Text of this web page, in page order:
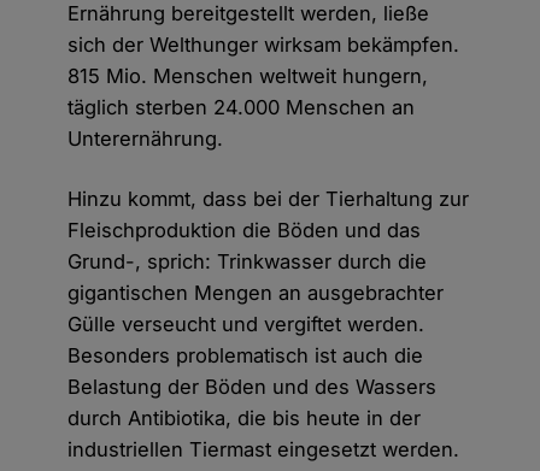
Ernährung bereitgestellt werden, ließe
sich der Welthunger wirksam bekämpfen.
815 Mio. Menschen weltweit hungern,
täglich sterben 24.000 Menschen an
Unterernährung.
Hinzu kommt, dass bei der Tierhaltung zur
Fleischproduktion die Böden und das
Grund-, sprich: Trinkwasser durch die
gigantischen Mengen an ausgebrachter
Gülle verseucht und vergiftet werden.
Besonders problematisch ist auch die
Belastung der Böden und des Wassers
durch Antibiotika, die bis heute in der
industriellen Tiermast eingesetzt werden.